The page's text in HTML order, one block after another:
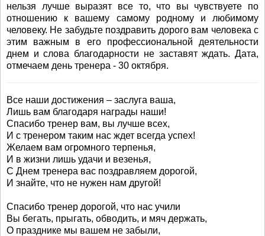
нельзя лучше выразят все то, что вы чувствуете по
отношению к вашему самому родному и любимому
человеку. Не забудьте поздравить дорого вам человека с
этим важным в его профессиональной деятельности
днем и слова благодарности не заставят ждать. Дата,
отмечаем день тренера - 30 октября.
Все наши достижения – заслуга ваша,
Лишь вам благодаря награды наши!
Спасибо тренер вам, вы лучше всех,
И с тренером таким нас ждет всегда успех!
Желаем вам огромного терпенья,
И в жизни лишь удачи и везенья,
С Днем тренера вас поздравляем дорогой,
И знайте, что не нужен нам другой!
Спасибо тренер дорогой, что нас учили
Вы бегать, прыгать, обводить, и мяч держать,
О празднике мы вашем не забыли,